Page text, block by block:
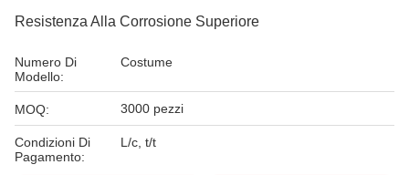
Resistenza Alla Corrosione Superiore
Numero Di
Modello:
Costume
MOQ: 3000 pezzi
Condizioni Di
Pagamento:
L/c, t/t